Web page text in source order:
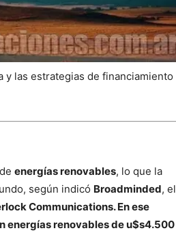
y las estrategias de financiamiento
energías renovables, lo que la
según indicó Broadminded, el
Communications. En ese
energías renovables de u$s4.500